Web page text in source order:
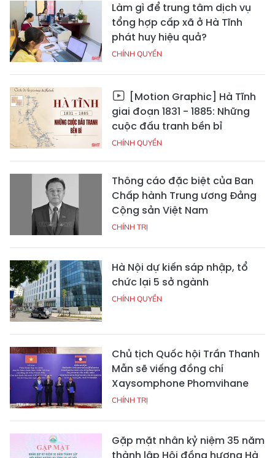
Làm gì để trung tâm dịch vụ
tổng hợp cấp xã ở Hà Tĩnh
phát huy hiệu quả?
CHÍNH QUYỀN
[Motion Graphic] Hà Tĩnh
giai đoạn 1831 - 1885: Những
cuộc đấu tranh bền bỉ
CHÍNH QUYỀN
Thông cáo đặc biệt của Ban
Chấp hành Trung ương Đảng
Cộng sản Việt Nam
CHÍNH TRỊ
Hà Nội dự kiến sáp nhập, tổ
chức lại 5 sở ngành
CHÍNH QUYỀN
Chủ tịch Quốc hội Trần Thanh
Mẫn sẽ viếng đồng chí
Xaysomphone Phomvihane
CHÍNH TRỊ
Gặp mặt nhân kỷ niệm 35 năm